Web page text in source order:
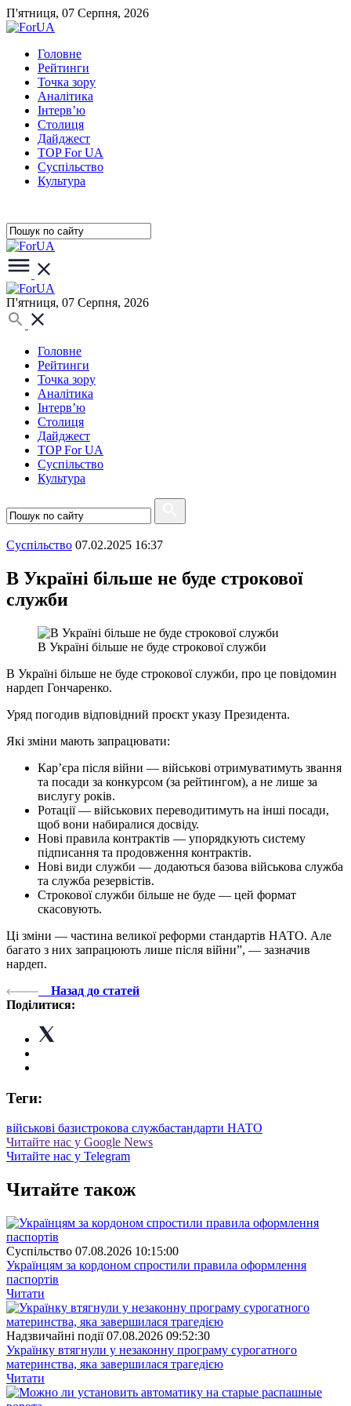
П'ятниця, 07 Серпня, 2026
Головне
Рейтинги
Точка зору
Аналітика
Інтерв’ю
Столиця
Дайджест
TOP For UA
Суспiльство
Культура
П'ятниця, 07 Серпня, 2026
Головне
Рейтинги
Точка зору
Аналітика
Інтерв’ю
Столиця
Дайджест
TOP For UA
Суспiльство
Культура
Суспiльство 07.02.2025 16:37
В Україні більше не буде строкової
служби
В Україні більше не буде строкової служби
В Україні більше не буде строкової служби, про це повідомин
нардеп Гончаренко.
Уряд погодив відповідний проєкт указу Президента.
Які зміни мають запрацювати:
Кар’єра після війни — військові отримуватимуть звання
та посади за конкурсом (за рейтингом), а не лише за
вислугу років.
Ротації — військових переводитимуть на інші посади,
щоб вони набиралися досвіду.
Нові правила контрактів — упорядкують систему
підписання та продовження контрактів.
Нові види служби — додаються базова військова служба
та служба резервістів.
Строкової служби більше не буде — цей формат
скасовують.
Ці зміни — частина великої реформи стандартів НАТО. Але
багато з них запрацюють лише після війни”, — зазначив
нардеп.
Назад до статей
Поділитися:
Теги:
військові базистрокова службастандарти НАТО
Читайте нас у Google News
Читайте нас у Telegram
Читайте також
Суспiльство 07.08.2026 10:15:00
Українцям за кордоном спростили правила оформлення
паспортів
Читати
Надзвичайні події 07.08.2026 09:52:30
Українку втягнули у незаконну програму сурогатного
материнства, яка завершилася трагедією
Читати